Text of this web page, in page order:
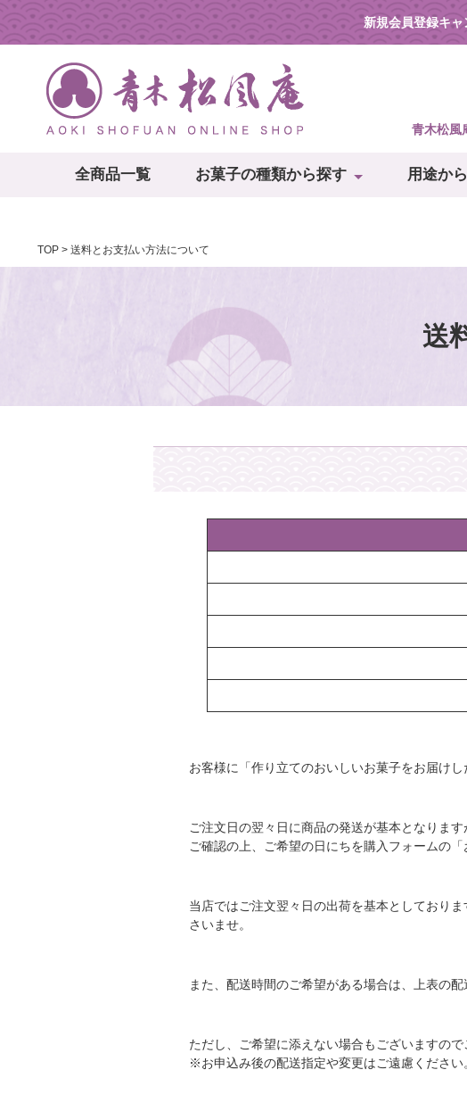
新規会員登録キ
青木松風
全商品一覧 お菓子の種類から探す 用途か
TOP 送料とお支払い方法について
送
お客様に「作り立てのおいしいお菓子をお届け
ご注文日の翌々日に商品の発送が基本となりま
ご確認の上、ご希望の日にちを購入フォームの
当店ではご注文翌々日の出荷を基本としており
さいませ。
また、配送時間のご希望がある場合は、上表の配
ただし、ご希望に添えない場合もございますの
※お申込み後の配送指定や変更はご遠慮ください